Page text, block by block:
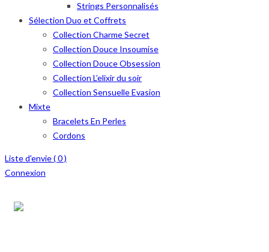
Strings Personnalisés
Sélection Duo et Coffrets
Collection Charme Secret
Collection Douce Insoumise
Collection Douce Obsession
Collection L’elixir du soir
Collection Sensuelle Evasion
Mixte
Bracelets En Perles
Cordons
Liste d'envie (0)
Connexion